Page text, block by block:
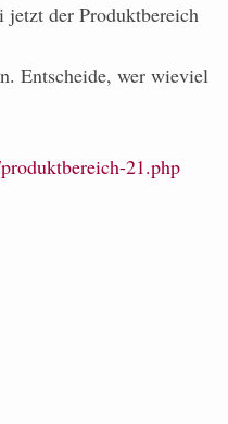
der Produktbereich
Entscheide, wer wieviel
21.php